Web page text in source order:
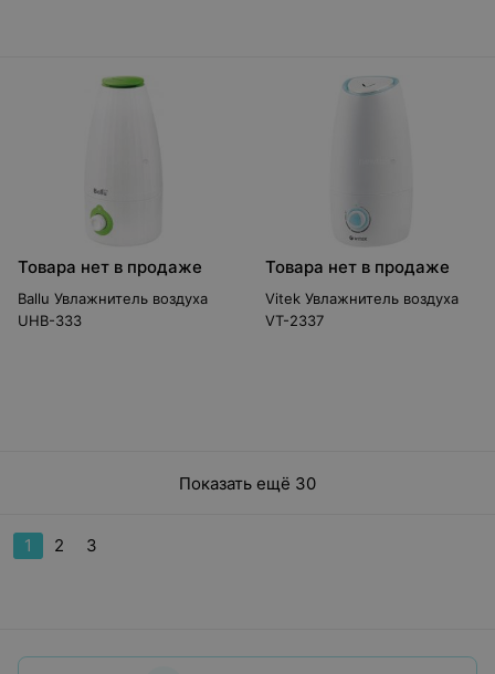
Товара нет в продаже
Ballu Увлажнитель воздуха
UHB-333
Товара нет в продаже
Vitek Увлажнитель воздуха
VT-2337
Показать ещё 30
1 2 3